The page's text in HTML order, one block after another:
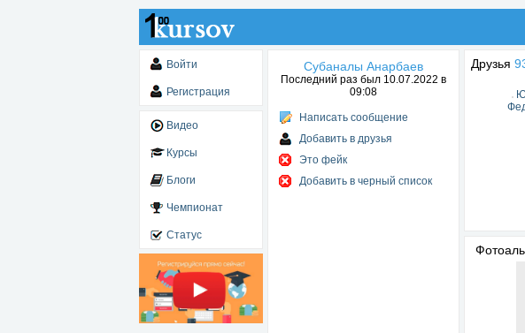
Войти
Регистрация
Видео
Курсы
Блоги
Чемпионат
Статус
Субаналы Анарбаев
Последний раз был 10.07.2022 в
09:08
Написать сообщение
Добавить в друзья
Это фейк
Добавить в черный список
Друзья